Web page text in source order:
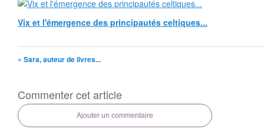
Vix et l'émergence des principautés celtiques...
« Sara, auteur de livres...
Commenter cet article
Ajouter un commentaire